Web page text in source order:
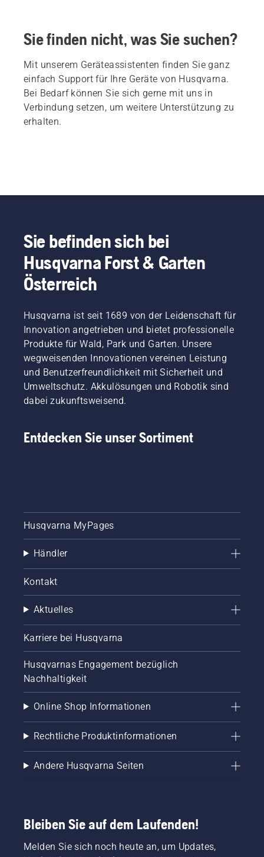
Sie finden nicht, was Sie suchen?
Mit unserem Geräteassistenten finden Sie ganz
einfach Support für Ihre Geräte von Husqvarna.
Bei Bedarf können Sie sich gerne mit uns in
Verbindung setzen, um weitere Unterstützung zu
erhalten.
Sie befinden sich bei
Husqvarna Forst & Garten
Österreich
Husqvarna ist seit 1689 von der Leidenschaft für
Innovation angetrieben und bietet professionelle
Produkte für Wald, Park und Garten. Unsere
wegweisenden Innovationen vereinen Leistung
und Benutzerfreundlichkeit mit Sicherheit und
Umweltschutz. Akkulösungen und Robotik sind
dabei zukunftsweisend.
Entdecken Sie unser Sortiment
Husqvarna MyPages
Händler
Kontakt
Aktuelles
Karriere bei Husqvarna
Husqvarnas Engagement bezüglich
Nachhaltigkeit
Online Shop Informationen
Rechtliche Produktinformationen
Andere Husqvarna Seiten
Bleiben Sie auf dem Laufenden!
Melden Sie sich noch heute an, um Updates,